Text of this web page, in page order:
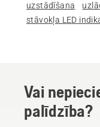
uzstādīšana
stāvokļa LED
Vai
palīdzība?